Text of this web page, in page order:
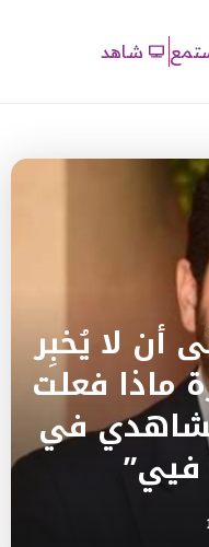
شاهد
أن لا يُخبِر
ماذا فعلت
في